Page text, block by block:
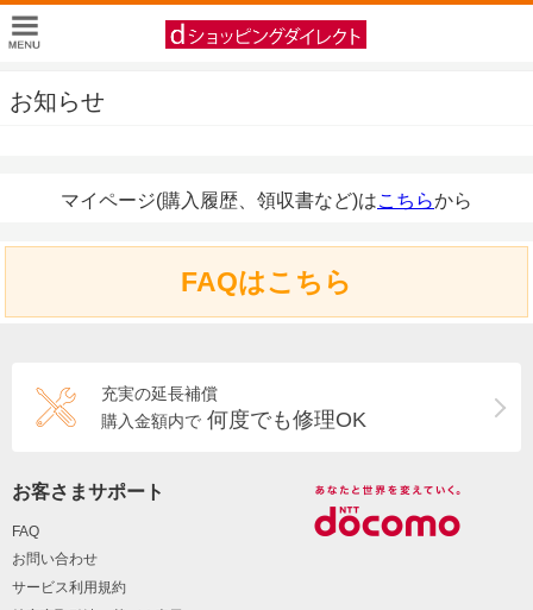
お知らせ
マイページ(購入履歴、領収書など)はこちらから
FAQはこちら
充実の延長補償
購入金額内で 何度でも修理OK
お客さまサポート
FAQ
お問い合わせ
サービス利用規約